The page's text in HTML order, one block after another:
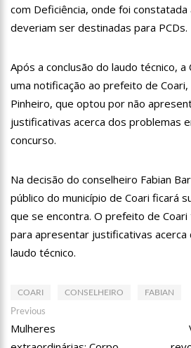
20:07
Amazonino pretende transforma
obras para combater
20:23 Prefeitura abre credenciamento
para o
00:59 Pré-Candidata a Deputada
desponta nas pesquisas de
10:06 Populares expulsam equipe da
Junho, afirma
22:10 PRÉ-CANDIDATURA – ‘Vamos
ao ser ovacionado em
14:41 Mais de 50 unidades de saúde da
contra a Covid-19 nesta
11:55 Enem só em 2022, tem 3,3
11:32 Engenheiro é o segundo
com Deficiência, onde foi
deveriam ser destinadas para PCDs.
Após a conclusão do laudo técnico,
uma notificação ao prefeito de
Pinheiro, que optou por não
justificativas acerca dos problemas
concurso.
Na decisão do conselheiro Fabian
público do município de Coari ficará
que se encontra. O prefeito de
para apresentar justificativas
laudo técnico.
COARI CONSELHEIRO FABIAN
Navegação
de
Previous
Mulheres